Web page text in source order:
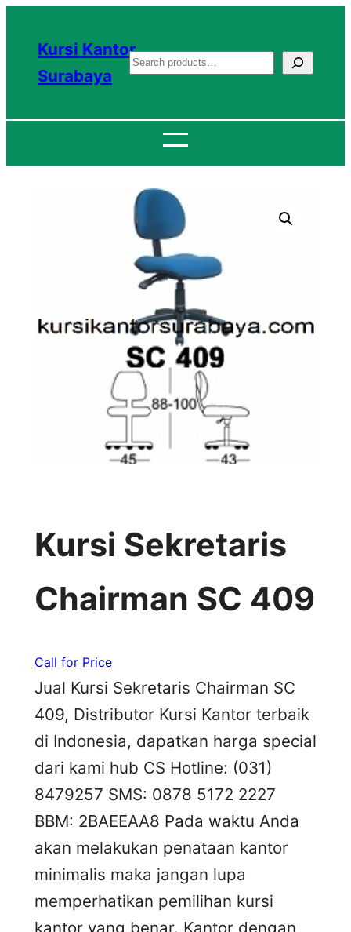
konten
Kursi Kantor
Surabaya
S
a
c
h
Kursi Sekretaris
Chairman SC 409
Call for Price
Jual Kursi Sekretaris Chairman SC
409, Distributor Kursi Kantor terbaik
di Indonesia, dapatkan harga special
dari kami hub CS Hotline: (031)
8479257 SMS: 0878 5172 2227
BBM: 2BAEEAA8 Pada waktu Anda
akan melakukan penataan kantor
minimalis maka jangan lupa
memperhatikan pemilihan kursi
kantor yang benar. Kantor dengan